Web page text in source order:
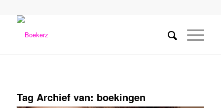
Tag Archief van: boekingen